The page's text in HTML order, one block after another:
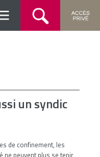
un syndic
de confinement, les
ne peuvent plus se tenir